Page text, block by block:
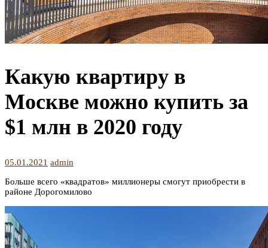
Какую квартиру в
Москве можно купить за
$1 млн в 2020 году
05.01.2021 admin
Больше всего «квадратов» миллионеры смогут приобрести в
районе Дорогомилово